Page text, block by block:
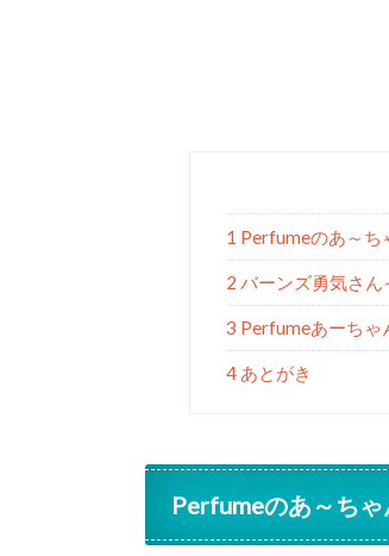
1 Perfumeのあ～ち
2 バーンズ勇気さん
3 Perfumeあーちゃ
4 あとがき
Perfumeのあ～ち